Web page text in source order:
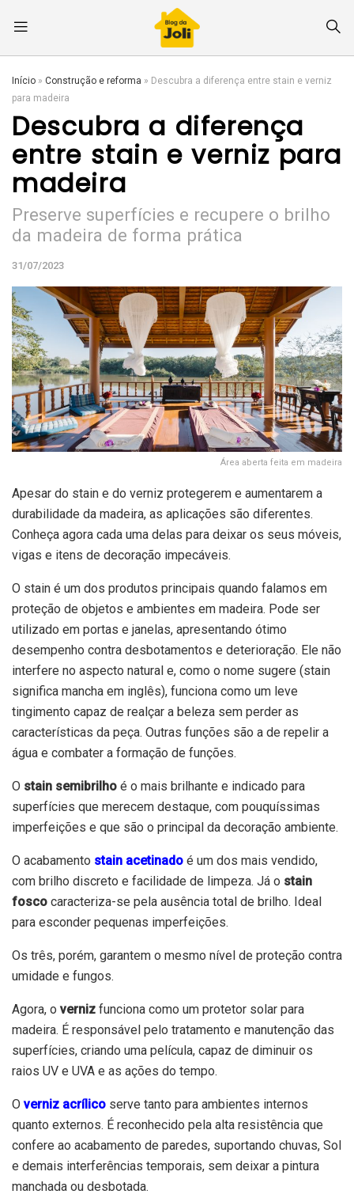
Início » Construção e reforma » Descubra a diferença entre stain e verniz
para madeira
Descubra a diferença
entre stain e verniz para
madeira
Preserve superfícies e recupere o brilho
da madeira de forma prática
31/07/2023
Área aberta feita em madeira
Apesar do stain e do verniz protegerem e aumentarem a
durabilidade da madeira, as aplicações são diferentes.
Conheça agora cada uma delas para deixar os seus móveis,
vigas e itens de decoração impecáveis.
O stain é um dos produtos principais quando falamos em
proteção de objetos e ambientes em madeira. Pode ser
utilizado em portas e janelas, apresentando ótimo
desempenho contra desbotamentos e deterioração. Ele não
interfere no aspecto natural e, como o nome sugere (stain
significa mancha em inglês), funciona como um leve
tingimento capaz de realçar a beleza sem perder as
características da peça. Outras funções são a de repelir a
água e combater a formação de funções.
O stain semibrilho é o mais brilhante e indicado para
superfícies que merecem destaque, com pouquíssimas
imperfeições e que são o principal da decoração ambiente.
O acabamento stain acetinado é um dos mais vendido,
com brilho discreto e facilidade de limpeza. Já o stain
fosco caracteriza-se pela ausência total de brilho. Ideal
para esconder pequenas imperfeições.
Os três, porém, garantem o mesmo nível de proteção contra
umidade e fungos.
Agora, o verniz funciona como um protetor solar para
madeira. É responsável pelo tratamento e manutenção das
superfícies, criando uma película, capaz de diminuir os
raios UV e UVA e as ações do tempo.
O verniz acrílico serve tanto para ambientes internos
quanto externos. É reconhecido pela alta resistência que
confere ao acabamento de paredes, suportando chuvas, Sol
e demais interferências temporais, sem deixar a pintura
manchada ou desbotada.